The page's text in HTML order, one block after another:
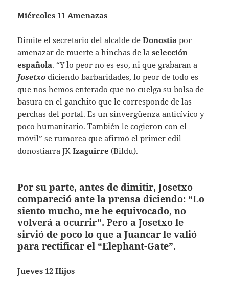
Miércoles 11 Amenazas
Dimite el secretario del alcalde deDonostia por
amenazar de muerte a hinchas de laselección
española. “Y lo peor no es eso, ni que grabaran a
Josetxo diciendo barbaridades, lo peor de todo es
que nos hemos enterado que no cuelga su bolsa de
basura en el ganchito que le corresponde de las
perchas del portal. Es un sinvergüenza anticívico y
poco humanitario. También le cogieron con el
móvil” se rumorea que afirmó el primer edil
donostiarra JKIzaguirre (Bildu).
Por su parte, antes de dimitir, Josetxo
compareció ante la prensa diciendo: “Lo
siento mucho, me he equivocado, no
volverá a ocurrir”. Pero a Josetxo le
sirvió de poco lo que a Juancar le valió
para rectificar el “Elephant-Gate”.
Jueves 12 Hijos